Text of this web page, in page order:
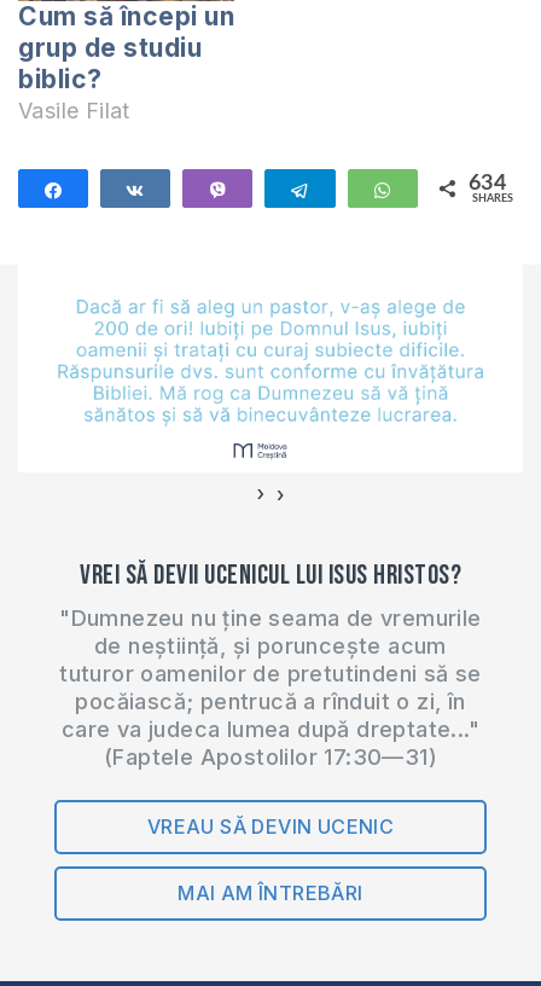
Cum să începi un
grup de studiu
biblic?
Vasile Filat
Telegram WhatsApp
634
SHARES
‹ ›
Vrei să devii ucenicul lui Isus Hristos?
"Dumnezeu nu ține seama de vremurile
de neștiință, și poruncește acum
tuturor oamenilor de pretutindeni să se
pocăiască; pentrucă a rînduit o zi, în
care va judeca lumea după dreptate..."
(Faptele Apostolilor 17:30—31)
VREAU SĂ DEVIN UCENIC
MAI AM ÎNTREBĂRI